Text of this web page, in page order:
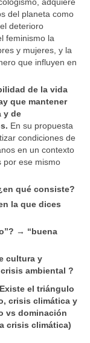
adquiere
del planeta como
deterioro
feminismo la
y mujeres, y la
que influyen en
de la vida
que mantener
y de
En su propuesta
condiciones de
en un contexto
por ese mismo
qué consiste?
la que dices
→ “buena
cultura y
ambiental ?
el triángulo
crisis climática y
vs dominación
crisis climática)